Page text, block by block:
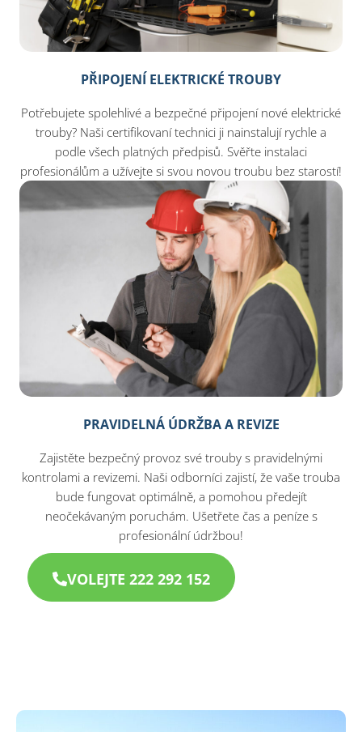
PŘIPOJENÍ ELEKTRICKÉ TROUBY
Potřebujete spolehlivé a bezpečné připojení nové elektrické
trouby? Naši certifikovaní technici ji nainstalují rychle a
podle všech platných předpisů. Svěřte instalaci
profesionálům a užívejte si svou novou troubu bez starostí!
PRAVIDELNÁ ÚDRŽBA A REVIZE
Zajistěte bezpečný provoz své trouby s pravidelnými
kontrolami a revizemi. Naši odborníci zajistí, že vaše trouba
bude fungovat optimálně, a pomohou předejít
neočekávaným poruchám. Ušetřete čas a peníze s
profesionální údržbou!
VOLEJTE 222 292 152